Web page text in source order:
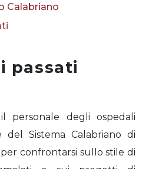
Calabriano
passati
personale degli ospedali
Sistema Calabriano di
confrontarsi sullo stile di